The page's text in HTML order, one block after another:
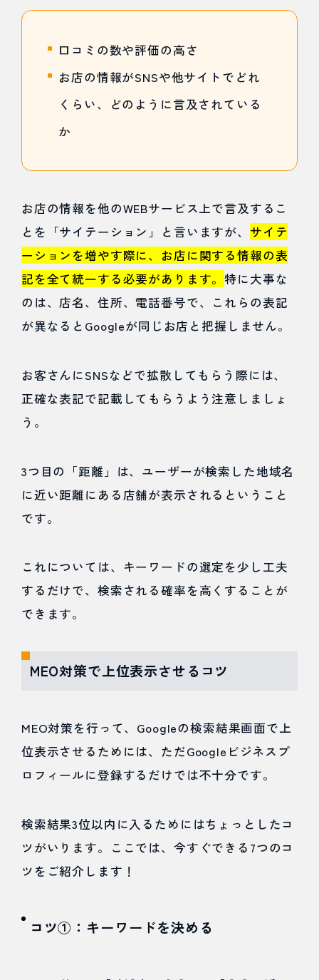
格でプ
ランが
充実し
ている
口コミの数や評価の高さ
お店の情報がSNSや他サイトでどれ
くらい、どのように言及されている
か
お店の情報を他のWEBサービス上で言及するこ
とを「サイテーション」と言いますが、 サイテ
ーションを増やす際に、お店に関する情報の表
記を全て統一する必要があります。特に大事な
のは、店名、住所、電話番号で、これらの表記
が異なるとGoogleが同じお店と把握しません。
お客さんにSNSなどで拡散してもらう際には、
正確な表記で記載してもらうよう注意しましょ
う。
3つ目の「距離」は、ユーザーが検索した地域名
に近い距離にある店舗が表示されるということ
です。
これについては、キーワードの選定を少し工夫
するだけで、検索される確率を高くすることが
できます。
MEO対策で上位表示させるコツ
MEO対策を行って、Googleの検索結果画面で上
位表示させるためには、ただGoogleビジネスプ
ロフィールに登録するだけでは不十分です。
検索結果3位以内に入るためにはちょっとしたコ
ツがいります。ここでは、今すぐできる7つのコ
ツをご紹介します！
コツ①：キーワードを決める